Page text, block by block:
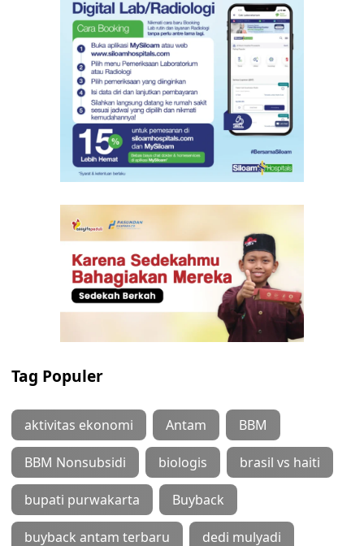
Tag Populer
aktivitas ekonomi Antam BBM
BBM Nonsubsidi biologis brasil vs haiti
bupati purwakarta Buyback
buyback antam terbaru dedi mulyadi